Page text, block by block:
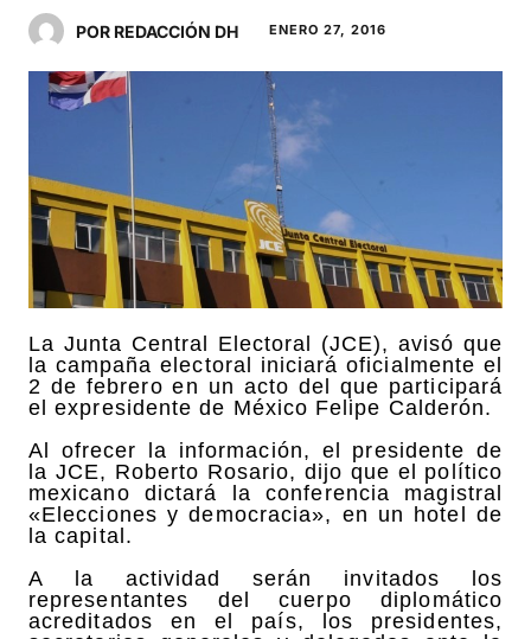
POR REDACCIÓN DH ENERO 27, 2016
La Junta Central Electoral (JCE), avisó que
la campaña electoral iniciará oficialmente el
2 de febrero en un acto del que participará
el expresidente de México Felipe Calderón.
Al ofrecer la información, el presidente de
la JCE, Roberto Rosario, dijo que el político
mexicano dictará la conferencia magistral
«Elecciones y democracia», en un hotel de
la capital.
A la actividad serán invitados los
representantes del cuerpo diplomático
acreditados en el país, los presidentes,